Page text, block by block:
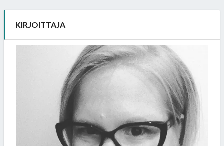
KIRJOITTAJA